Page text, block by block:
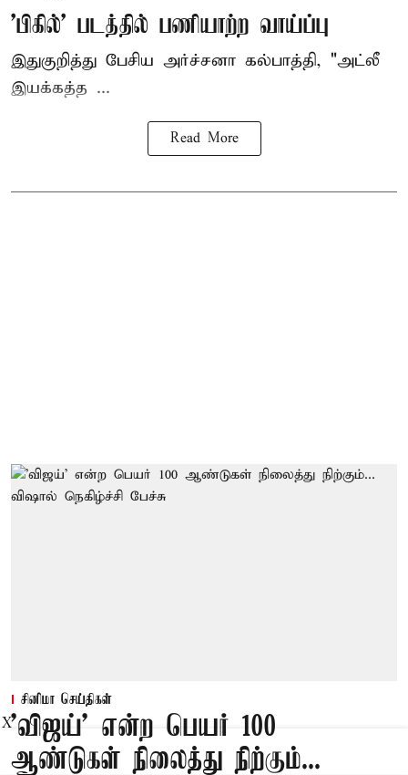
'பிகில்' படத்தில் பணியாற்ற வாய்ப்பு
இதுகுறித்து பேசிய அர்ச்சனா கல்பாத்தி, "அட்லீ
இயக்கத்த ...
Read More
சினிமா செய்திகள்
'விஜய்' என்ற பெயர் 100
ஆண்டுகள் நிலைத்து நிற்கும்...
X